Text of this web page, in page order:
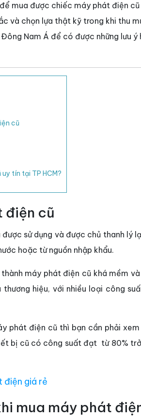
mua được chiếc máy phát điện cũ
và chọn lựa thật kỹ trong khi thu
Nam Á để có được những lưu ý
cũ
tín tại TP HCM?
điện cũ
sử dụng và được chủ thanh lý
hoặc từ nguồn nhập khẩu.
máy phát điện cũ khá mềm
hiệu, với nhiều loại công
phát điện cũ thì bạn cần phải
bị cũ có công suất đạt từ 80%
điện giá rẻ
mua máy phát